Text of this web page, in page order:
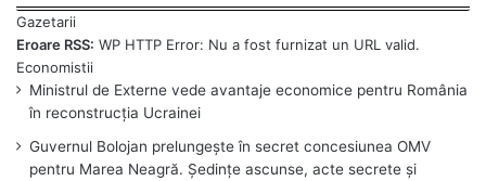
Eroare RSS: WP HTTP Error: Nu a fost furnizat un URL valid.
Ministrul de Externe vede avantaje economice pentru România
în reconstrucția Ucrainei
Guvernul Bolojan prelungește în secret concesiunea OMV
pentru Marea Neagră. Ședințe ascunse, acte secrete și